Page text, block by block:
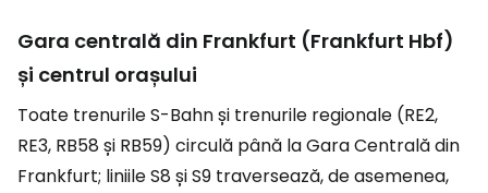
Gara centrală din Frankfurt (Frankfurt Hbf)
și centrul orașului
Toate trenurile S-Bahn și trenurile regionale (RE2,
RE3, RB58 și RB59) circulă până la Gara Centrală din
Frankfurt; liniile S8 și S9 traversează, de asemenea,